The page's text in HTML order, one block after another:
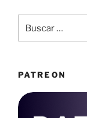
por:
PATREON